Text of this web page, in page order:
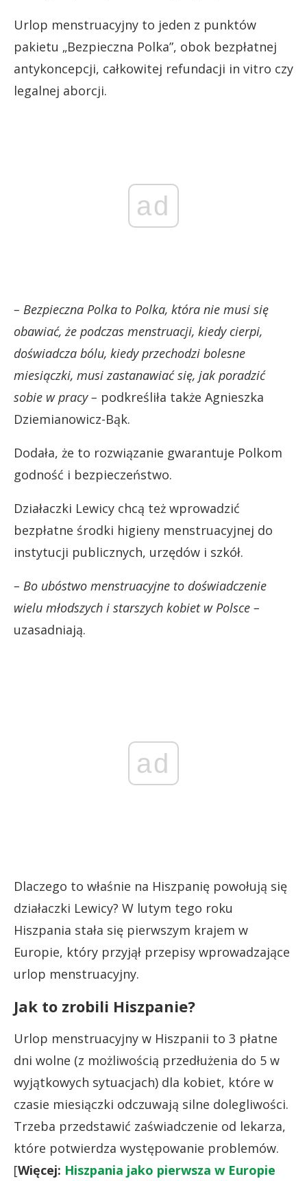
Urlop menstruacyjny to jeden z punktów
pakietu „Bezpieczna Polka”, obok bezpłatnej
antykoncepcji, całkowitej refundacji in vitro czy
legalnej aborcji.
ad
– Bezpieczna Polka to Polka, która nie musi się
obawiać, że podczas menstruacji, kiedy cierpi,
doświadcza bólu, kiedy przechodzi bolesne
miesiączki, musi zastanawiać się, jak poradzić
sobie w pracy – podkreśliła także Agnieszka
Dziemianowicz-Bąk.
Dodała, że to rozwiązanie gwarantuje Polkom
godność i bezpieczeństwo.
Działaczki Lewicy chcą też wprowadzić
bezpłatne środki higieny menstruacyjnej do
instytucji publicznych, urzędów i szkół.
– Bo ubóstwo menstruacyjne to doświadczenie
wielu młodszych i starszych kobiet w Polsce –
uzasadniają.
ad
Dlaczego to właśnie na Hiszpanię powołują się
działaczki Lewicy? W lutym tego roku
Hiszpania stała się pierwszym krajem w
Europie, który przyjął przepisy wprowadzające
urlop menstruacyjny.
Jak to zrobili Hiszpanie?
Urlop menstruacyjny w Hiszpanii to 3 płatne
dni wolne (z możliwością przedłużenia do 5 w
wyjątkowych sytuacjach) dla kobiet, które w
czasie miesiączki odczuwają silne dolegliwości.
Trzeba przedstawić zaświadczenie od lekarza,
które potwierdza występowanie problemów.
[Więcej: Hiszpania jako pierwsza w Europie